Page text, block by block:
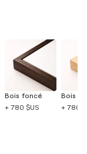
Bois foncé
+ 780 $US
Bois
+ 780